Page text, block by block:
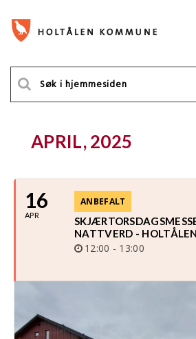
APRIL, 2025
16
APR
ANBEFALT
NATTVERD -
12:00 - 13:00